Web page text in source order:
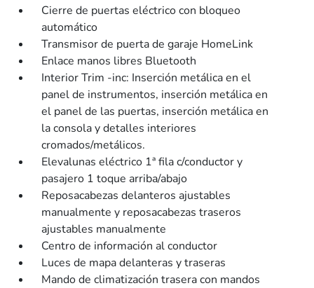
Cierre de puertas eléctrico con bloqueo
automático
Transmisor de puerta de garaje HomeLink
Enlace manos libres Bluetooth
Interior Trim -inc: Inserción metálica en el
panel de instrumentos, inserción metálica en
el panel de las puertas, inserción metálica en
la consola y detalles interiores
cromados/metálicos.
Elevalunas eléctrico 1ª fila c/conductor y
pasajero 1 toque arriba/abajo
Reposacabezas delanteros ajustables
manualmente y reposacabezas traseros
ajustables manualmente
Centro de información al conductor
Luces de mapa delanteras y traseras
Mando de climatización trasera con mandos